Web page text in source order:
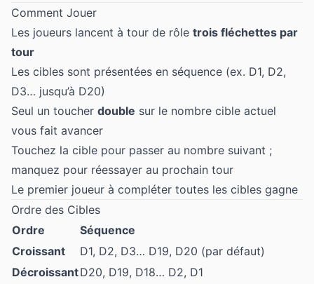
Comment Jouer
Les joueurs lancent à tour de rôle trois fléchettes par
tour
Les cibles sont présentées en séquence (ex. D1, D2,
D3… jusqu’à D20)
Seul un toucher double sur le nombre cible actuel
vous fait avancer
Touchez la cible pour passer au nombre suivant ;
manquez pour réessayer au prochain tour
Le premier joueur à compléter toutes les cibles gagne
Ordre des Cibles
Ordre
Séquence
Croissant
D1, D2, D3… D19, D20 (par défaut)
DécroissantD20, D19, D18… D2, D1